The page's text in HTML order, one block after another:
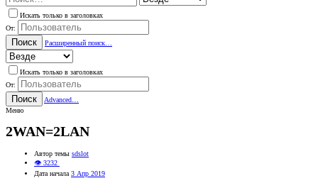
Искать только в заголовках
От:
Поиск Расширенный поиск…
Искать только в заголовках
От:
Поиск
Advanced…
Меню
2WAN=2LAN
Автор темы sdslot
👁 3232
Дата начала 3 Апр 2019